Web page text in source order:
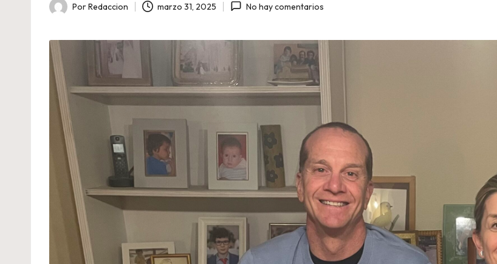
Publicado
PorRedaccion marzo 31, 2025 No hay comentarios